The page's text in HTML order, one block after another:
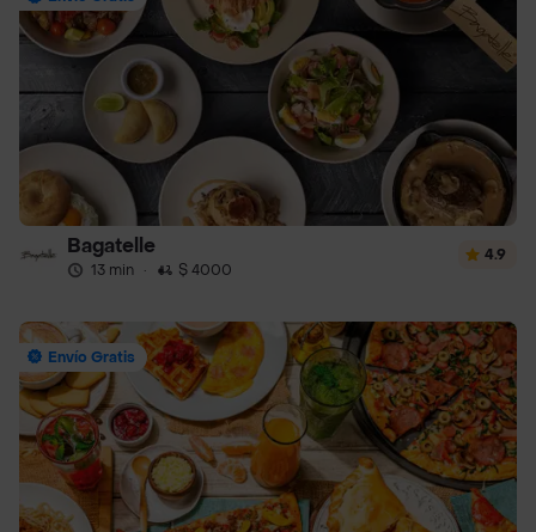
Bagatelle
13 min · $ 4000
4.9
Envío Gratis